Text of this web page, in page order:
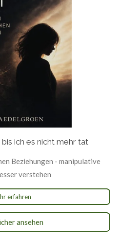
ich es nicht mehr tat
Beziehungen - manipulative
verstehen
erfahren
ansehen